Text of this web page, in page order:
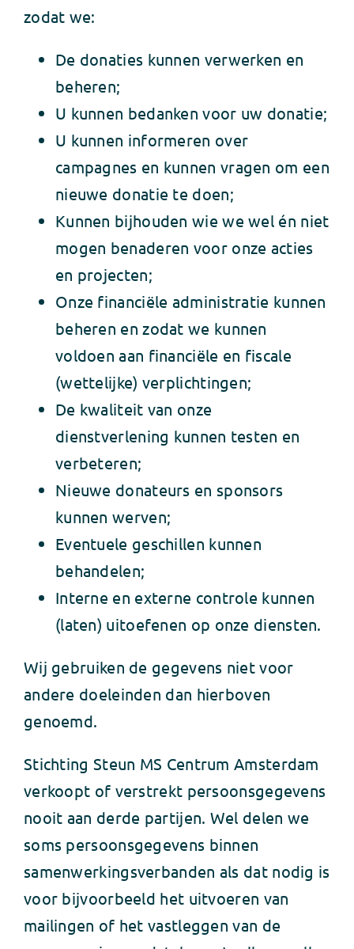
zodat we:
De donaties kunnen verwerken en
beheren;
U kunnen bedanken voor uw donatie;
U kunnen informeren over
campagnes en kunnen vragen om een
nieuwe donatie te doen;
Kunnen bijhouden wie we wel én niet
mogen benaderen voor onze acties
en projecten;
Onze financiële administratie kunnen
beheren en zodat we kunnen
voldoen aan financiële en fiscale
(wettelijke) verplichtingen;
De kwaliteit van onze
dienstverlening kunnen testen en
verbeteren;
Nieuwe donateurs en sponsors
kunnen werven;
Eventuele geschillen kunnen
behandelen;
Interne en externe controle kunnen
(laten) uitoefenen op onze diensten.
Wij gebruiken de gegevens niet voor
andere doeleinden dan hierboven
genoemd.
Stichting Steun MS Centrum Amsterdam
verkoopt of verstrekt persoonsgegevens
nooit aan derde partijen. Wel delen we
soms persoonsgegevens binnen
samenwerkingsverbanden als dat nodig is
voor bijvoorbeeld het uitvoeren van
mailingen of het vastleggen van de